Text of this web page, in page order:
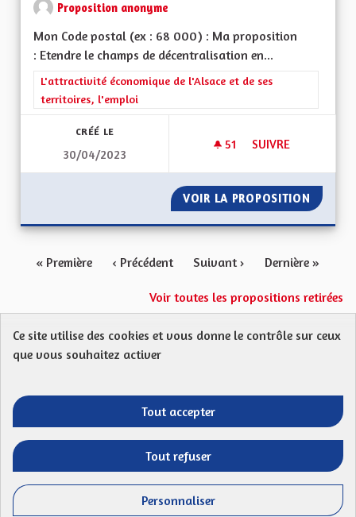
Proposition anonyme
Mon Code postal (ex : 68 000) : Ma proposition
: Etendre le champs de décentralisation en...
Filtrer les résultats de la catégorie : L'attractivité
L'attractivité économique de l'Alsace et de ses
territoires, l'emploi
CRÉÉ LE
30/04/2023
51 51 ABONNÉS
SUIVRE
VOIR LA PROPOSITION
« Première ‹ Précédent Suivant › Dernière »
Voir toutes les propositions retirées
Protection des Données
Télécharger les fichiers Open Data
Entre vos mains - Collectivité
Entre vos mains - Collectivité
Entre vos mains - Collectivité
Entre vos mains -
(Lien externe)
(Lien externe)
Ce site utilise des cookies et vous donne le contrôle sur ceux
que vous souhaitez activer
Tout accepter
Tout refuser
Personnaliser